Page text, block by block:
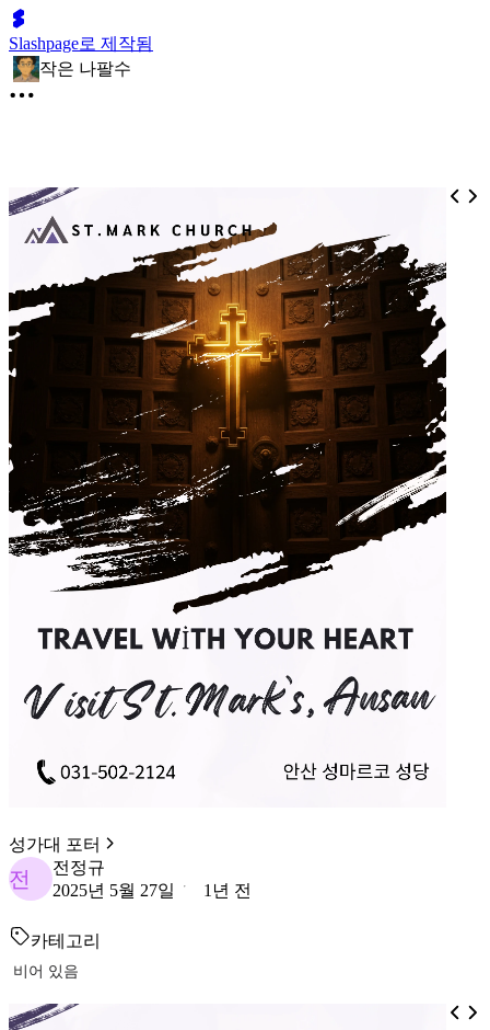
Slashpage로 제작됨
작은 나팔수
성가대 포터
전
전정규
2025년 5월 27일
1년 전
카테고리
비어 있음